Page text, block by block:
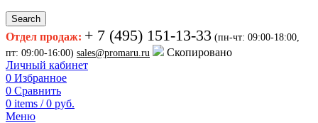
Search
Отдел продаж: + 7 (495) 151-13-33 (пн-чт: 09:00-18:00,
пт: 09:00-16:00) sales@promaru.ru
Скопировано
Личный кабинет
0 Избранное
0 Сравнить
0 items / 0 руб.
Меню